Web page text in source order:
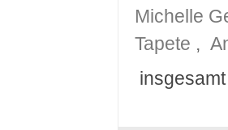
Michelle
Tapete ,